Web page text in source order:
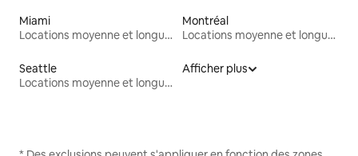
Miami
Locations moyenne et longue durée
Montréal
Locations moyenne et longue durée
Seattle
Locations moyenne et longue durée
Afficher plus